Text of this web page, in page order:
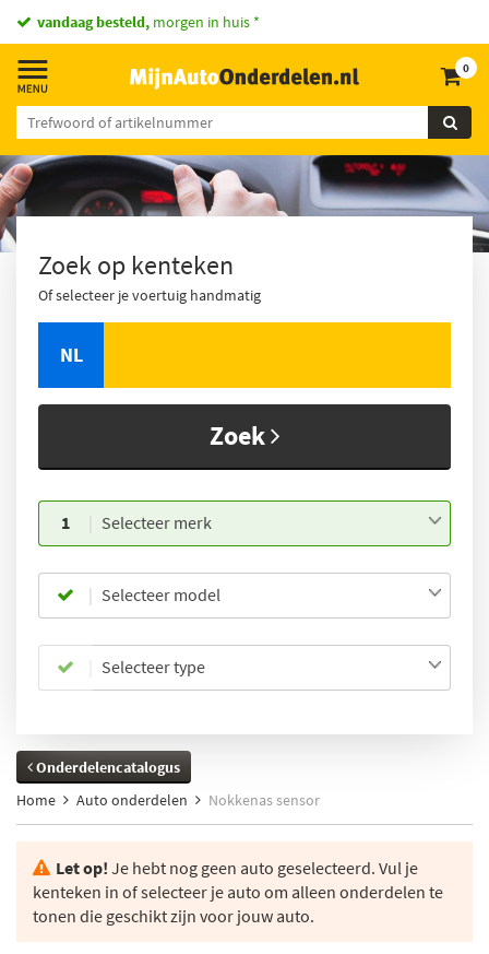
vandaag besteld, morgen in huis *
0
Zoek op kenteken
Of selecteer je voertuig handmatig
NL
Zoek
1 Selecteer merk
Selecteer model
Selecteer type
Onderdelencatalogus
Home
Auto onderdelen Nokkenas sensor
Let op! Je hebt nog geen auto geselecteerd. Vul je
kenteken in of selecteer je auto om alleen onderdelen te
tonen die geschikt zijn voor jouw auto.